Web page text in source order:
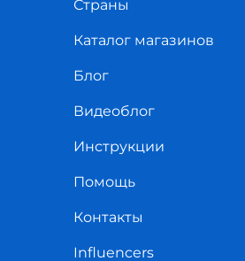
Страны
Каталог магазинов
Блог
Видеоблог
Инструкции
Помощь
Контакты
Influencers